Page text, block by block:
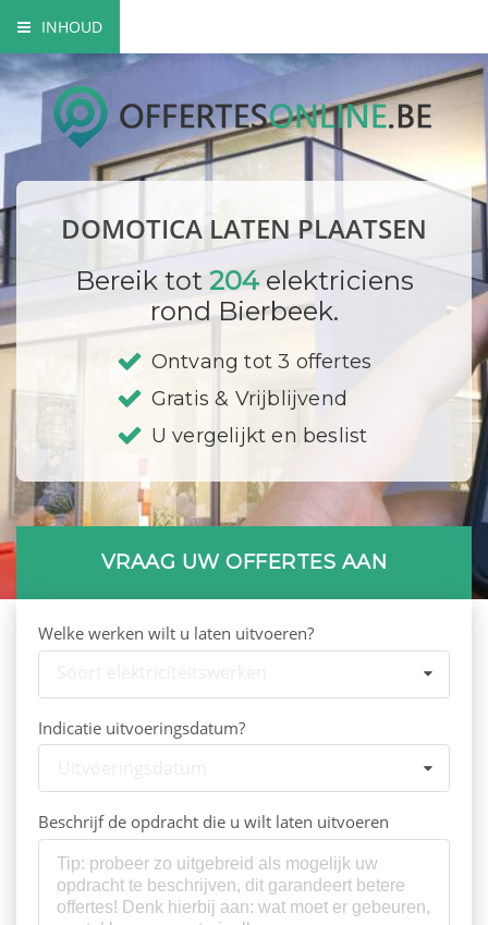
INHOUD
Wat is domotica?
Voordelen van domotica
Domotica toepassingen
Domotica opbouw
Bedrijf registreren
DOMOTICA LATEN PLAATSEN
Bereik tot 204elektriciens
rond Bierbeek.
Ontvang tot 3 offertes
Gratis & Vrijblijvend
U vergelijkt en beslist
VRAAG UW OFFERTES AAN
Welke werken wilt u laten uitvoeren?
Indicatie uitvoeringsdatum?
Beschrijf de opdracht die u wilt laten uitvoeren